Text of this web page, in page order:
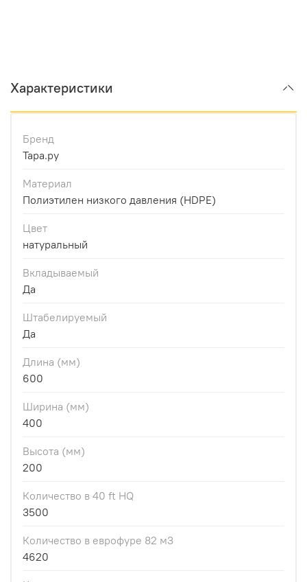
Характеристики
Бренд
Тара.ру
Материал
Полиэтилен низкого давления (HDPE)
Цвет
натуральный
Вкладываемый
Да
Штабелируемый
Да
Длина (мм)
600
Ширина (мм)
400
Высота (мм)
200
Количество в 40 ft HQ
3500
Количество в еврофуре 82 м3
4620